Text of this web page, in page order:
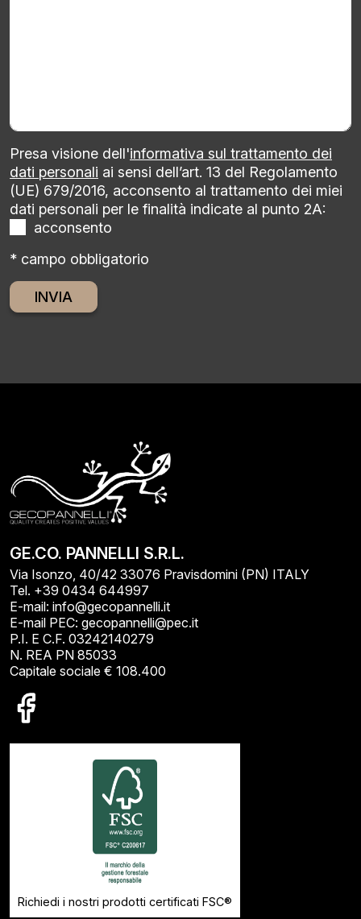
Presa visione dell'informativa sul trattamento dei
dati personali ai sensi dell’art. 13 del Regolamento
(UE) 679/2016, acconsento al trattamento dei miei
dati personali per le finalità indicate al punto 2A:
acconsento
* campo obbligatorio
GE.CO. PANNELLI S.R.L.
Via Isonzo, 40/42 33076 Pravisdomini (PN) ITALY
Tel. +39 0434 644997
E-mail: info@gecopannelli.it
E-mail PEC: gecopannelli@pec.it
P.I. E C.F. 03242140279
N. REA PN 85033
Capitale sociale € 108.400
Richiedi i nostri prodotti certificati FSC®